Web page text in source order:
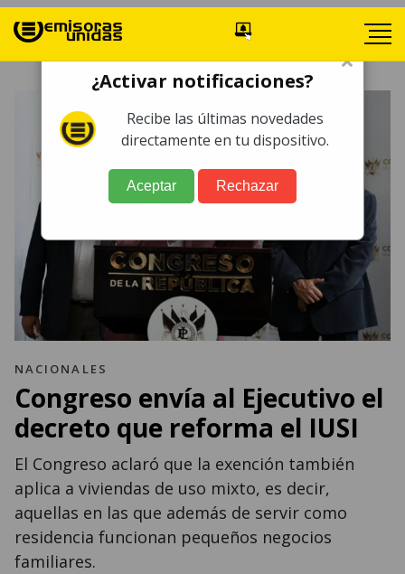
NACIONALES
Congreso envía al Ejecutivo el
decreto que reforma el IUSI
El Congreso aclaró que la exención también
aplica a viviendas de uso mixto, es decir,
aquellas en las que además de servir como
residencia funcionan pequeños negocios
familiares.
×
¿Activar notificaciones?
Recibe las últimas novedades
directamente en tu dispositivo.
Aceptar Rechazar